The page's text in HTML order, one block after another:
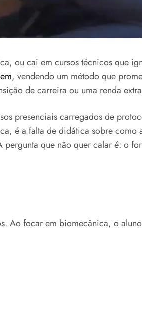
ou cai em cursos técnicos que
, vendendo um método que
de carreira ou uma renda
presenciais carregados de
é a falta de didática sobre como
que não quer calar é: o
Ao focar em biomecânica, o